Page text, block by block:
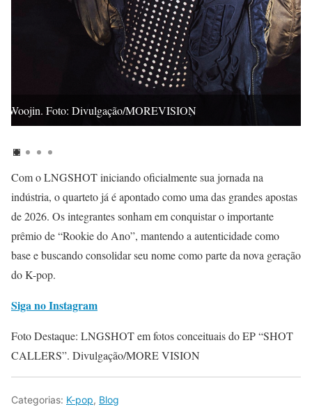
Woojin. Foto: Divulgação/MOREVISION
Com o LNGSHOT iniciando oficialmente sua jornada na
indústria, o quarteto já é apontado como uma das grandes apostas
de 2026. Os integrantes sonham em conquistar o importante
prêmio de “Rookie do Ano”, mantendo a autenticidade como
base e buscando consolidar seu nome como parte da nova geração
do K-pop.
Siga no Instagram
Foto Destaque: LNGSHOT em fotos conceituais do EP “SHOT
CALLERS”. Divulgação/MORE VISION
Categorias: K-pop, Blog